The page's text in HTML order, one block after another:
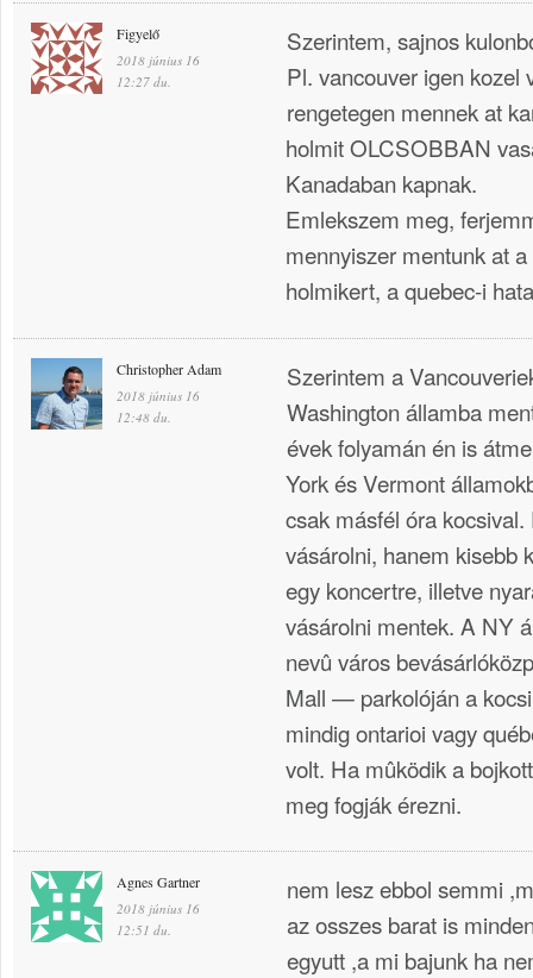
Figyelő
2018 június 16
12:27 du.
Szerintem, sajnos
Pl. vancouver igen kozel
rengetegen mennek at
holmit OLCSOBBAN
Kanadaban kapnak.
Emlekszem meg,
mennyiszer mentunk at
holmikert, a quebec-i
Christopher Adam
2018 június 16
12:48 du.
Szerintem a
Washington államba
évek folyamán én is
York és Vermont
csak másfél óra
vásárolni, hanem kisebb
egy koncertre, illetve
vásárolni mentek. A NY
nevû város
Mall — parkolóján a
mindig ontarioi vagy
volt. Ha mûködik a
meg fogják érezni.
Agnes Gartner
2018 június 16
12:51 du.
nem lesz ebbol semmi
az osszes barat is
egyutt ,a mi bajunk ha